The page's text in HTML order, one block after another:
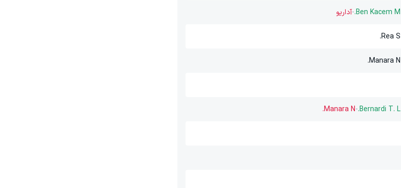
Ben Kacem M.
-آداریو
Rea S.
Manara N.
Bernardi T. L.
-
Manara N.